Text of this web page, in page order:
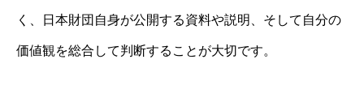
く、日本財団自身が公開する資料や説明、そして自分の
価値観を総合して判断することが大切です。